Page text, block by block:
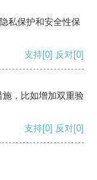
私保护和安全性保
支持[0] 反对[0]
，比如增加双重验
支持[0] 反对[0]